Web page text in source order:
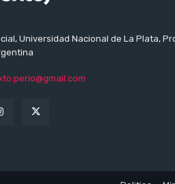
Universidad Nacional de La Plata,